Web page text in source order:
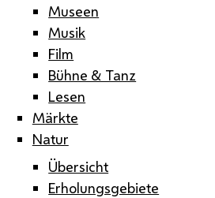
Museen
Musik
Film
Bühne & Tanz
Lesen
Märkte
Natur
Übersicht
Erholungsgebiete